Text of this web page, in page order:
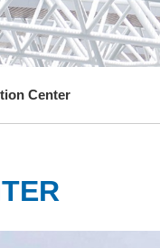
Center